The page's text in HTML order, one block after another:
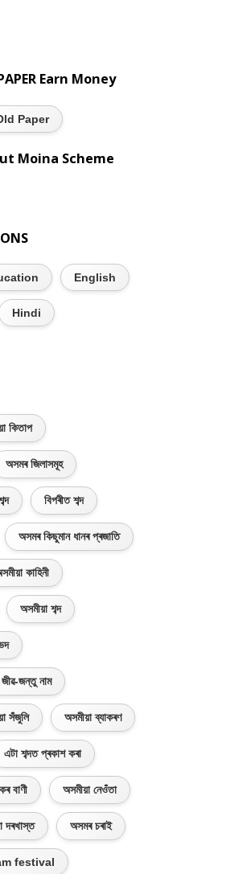
Earn Money
Paper
Moina Scheme
English
Hindi
কিতাপ
অসমৰ জিলাসমূহ
বিপৰীত শব্দ
অসমৰ কিছুমান ধানৰ প্ৰজাতি
কাহিনী
অসমীয়া শব্দ
জীৱ-জন্তু নাম
সঁজুলি অসমীয়া ব্যাকৰণ
এটা শব্দত প্ৰকাশ কৰা
বাণী অসমীয়া নেওঁতা
দৰখাস্ত অসমৰ চৰাই
festival